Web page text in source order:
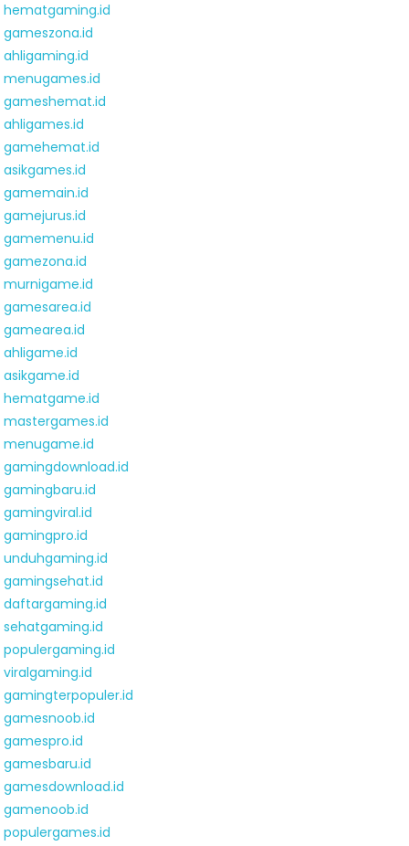
hematgaming.id
gameszona.id
ahligaming.id
menugames.id
gameshemat.id
ahligames.id
gamehemat.id
asikgames.id
gamemain.id
gamejurus.id
gamemenu.id
gamezona.id
murnigame.id
gamesarea.id
gamearea.id
ahligame.id
asikgame.id
hematgame.id
mastergames.id
menugame.id
gamingdownload.id
gamingbaru.id
gamingviral.id
gamingpro.id
unduhgaming.id
gamingsehat.id
daftargaming.id
sehatgaming.id
populergaming.id
viralgaming.id
gamingterpopuler.id
gamesnoob.id
gamespro.id
gamesbaru.id
gamesdownload.id
gamenoob.id
populergames.id